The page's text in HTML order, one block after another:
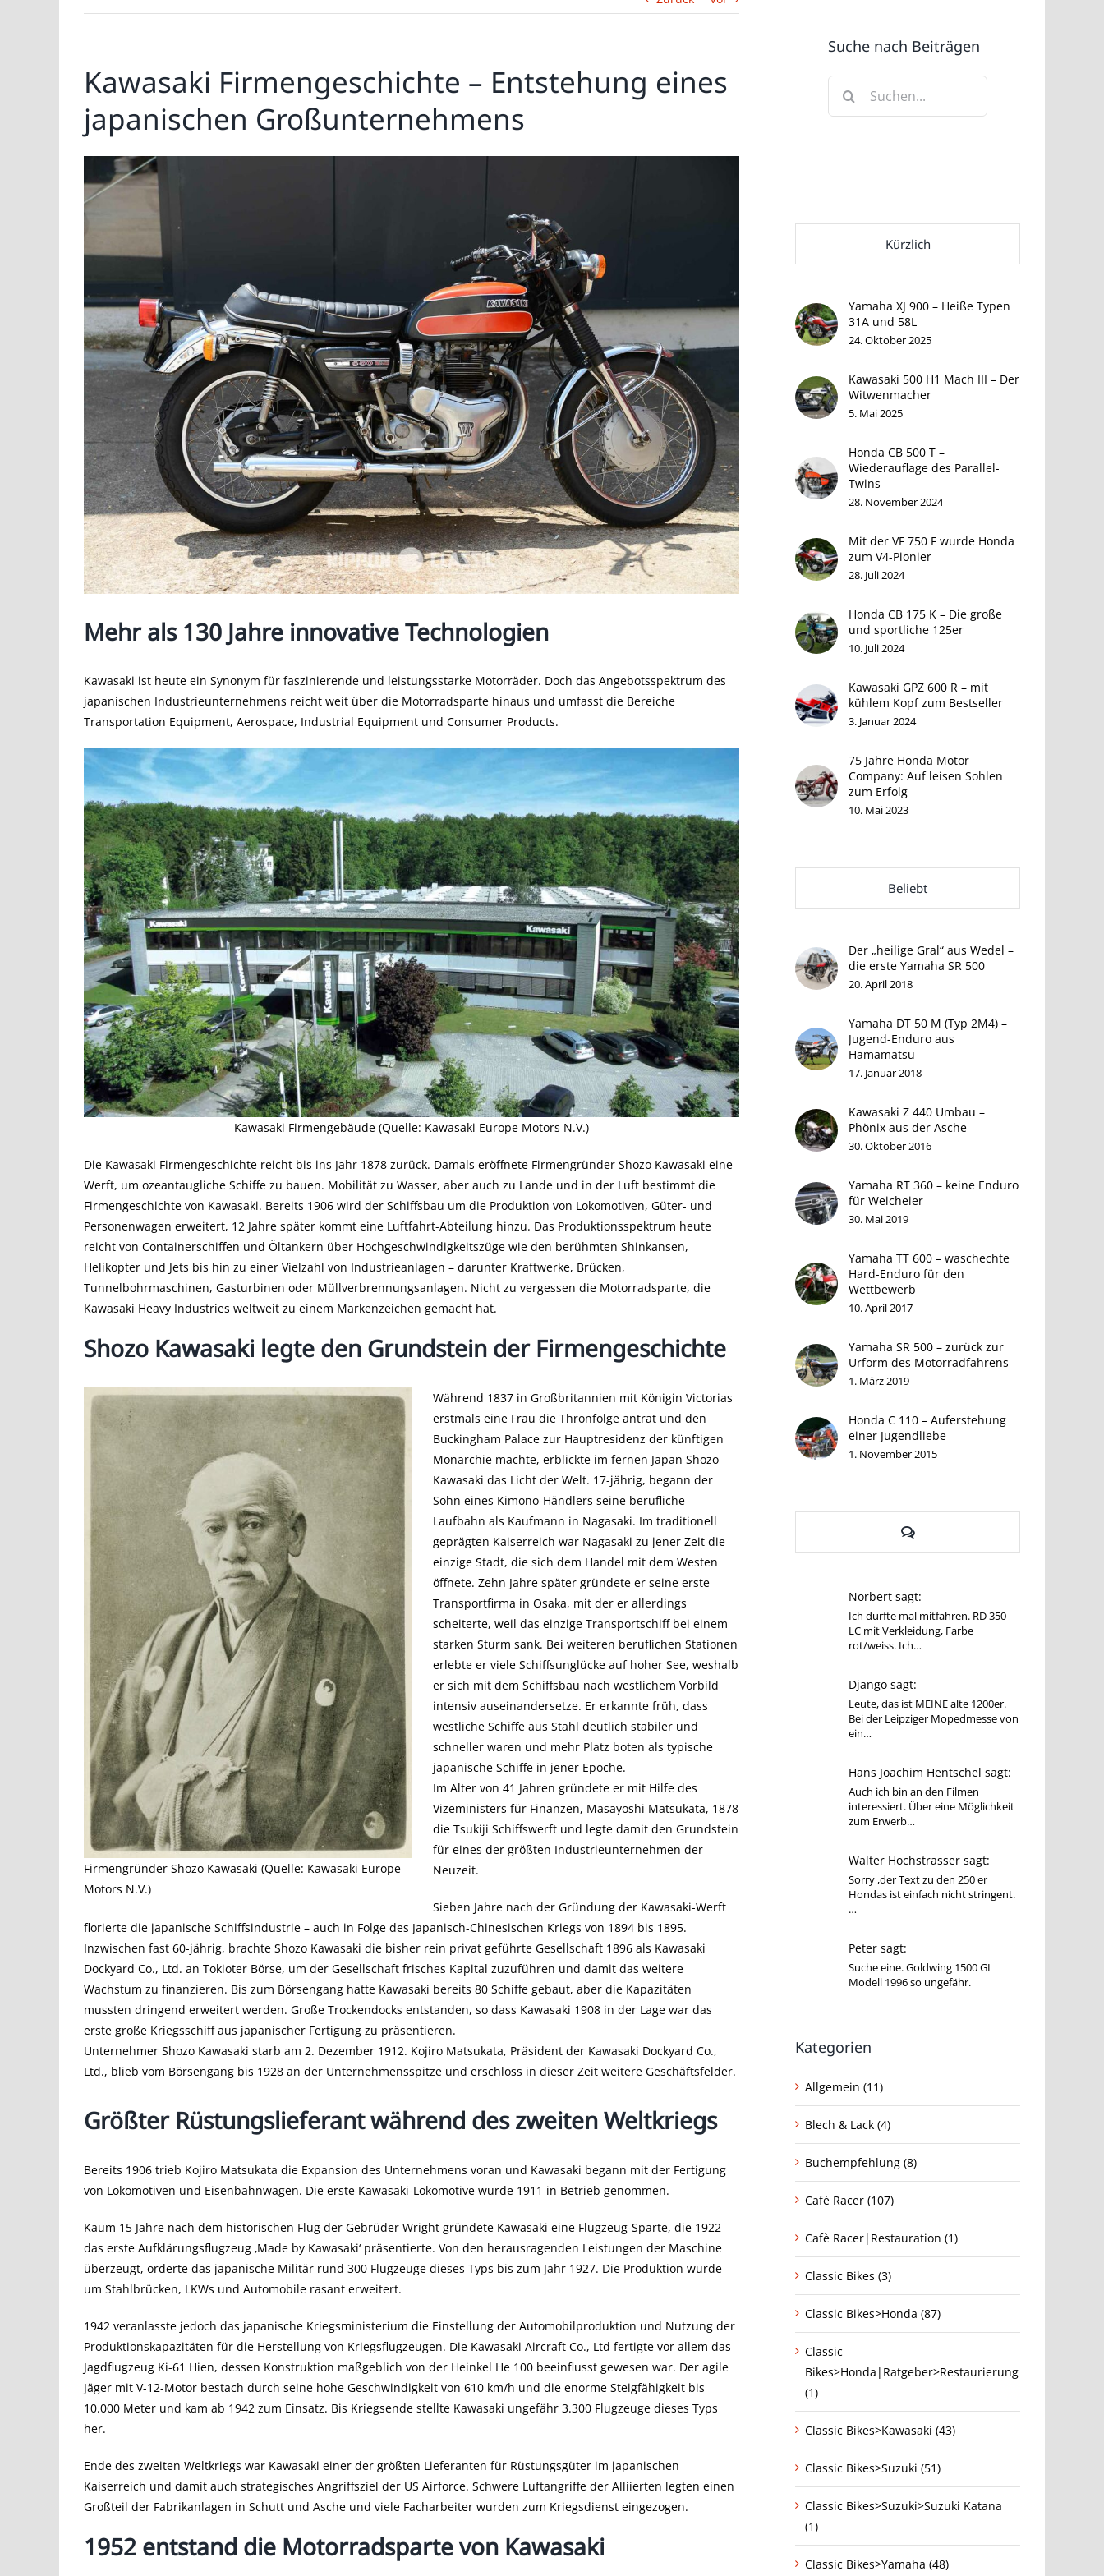
Kawasaki Firmengeschichte – Entstehung eines
japanischen Großunternehmens
grösseres
Bild
Mehr als 130 Jahre innovative Technologien
Kawasaki ist heute ein Synonym für faszinierende und leistungsstarke Motorräder. Doch das Angebotsspektrum des
japanischen Industrieunternehmens reicht weit über die Motorradsparte hinaus und umfasst die Bereiche
Transportation Equipment, Aerospace, Industrial Equipment und Consumer Products.
Kawasaki Firmengebäude (Quelle: Kawasaki Europe Motors N.V.)
Die Kawasaki Firmengeschichte reicht bis ins Jahr 1878 zurück. Damals eröffnete Firmengründer Shozo Kawasaki eine
Werft, um ozeantaugliche Schiffe zu bauen. Mobilität zu Wasser, aber auch zu Lande und in der Luft bestimmt die
Firmengeschichte von Kawasaki. Bereits 1906 wird der Schiffsbau um die Produktion von Lokomotiven, Güter- und
Personenwagen erweitert, 12 Jahre später kommt eine Luftfahrt-Abteilung hinzu. Das Produktionsspektrum heute
reicht von Containerschiffen und Öltankern über Hochgeschwindigkeitszüge wie den berühmten Shinkansen,
Helikopter und Jets bis hin zu einer Vielzahl von Industrieanlagen – darunter Kraftwerke, Brücken,
Tunnelbohrmaschinen, Gasturbinen oder Müllverbrennungsanlagen. Nicht zu vergessen die Motorradsparte, die
Kawasaki Heavy Industries weltweit zu einem Markenzeichen gemacht hat.
Shozo Kawasaki legte den Grundstein der Firmengeschichte
Firmengründer Shozo Kawasaki (Quelle: Kawasaki Europe
Motors N.V.)
Während 1837 in Großbritannien mit Königin Victorias
erstmals eine Frau die Thronfolge antrat und den
Buckingham Palace zur Hauptresidenz der künftigen
Monarchie machte, erblickte im fernen Japan Shozo
Kawasaki das Licht der Welt. 17-jährig, begann der
Sohn eines Kimono-Händlers seine berufliche
Laufbahn als Kaufmann in Nagasaki. Im traditionell
geprägten Kaiserreich war Nagasaki zu jener Zeit die
einzige Stadt, die sich dem Handel mit dem Westen
öffnete. Zehn Jahre später gründete er seine erste
Transportfirma in Osaka, mit der er allerdings
scheiterte, weil das einzige Transportschiff bei einem
starken Sturm sank. Bei weiteren beruflichen Stationen
erlebte er viele Schiffsunglücke auf hoher See, weshalb
er sich mit dem Schiffsbau nach westlichem Vorbild
intensiv auseinandersetze. Er erkannte früh, dass
westliche Schiffe aus Stahl deutlich stabiler und
schneller waren und mehr Platz boten als typische
japanische Schiffe in jener Epoche.
Im Alter von 41 Jahren gründete er mit Hilfe des
Vizeministers für Finanzen, Masayoshi Matsukata, 1878
die Tsukiji Schiffswerft und legte damit den Grundstein
für eines der größten Industrieunternehmen der
Neuzeit.
Sieben Jahre nach der Gründung der Kawasaki-Werft
florierte die japanische Schiffsindustrie – auch in Folge des Japanisch-Chinesischen Kriegs von 1894 bis 1895.
Inzwischen fast 60-jährig, brachte Shozo Kawasaki die bisher rein privat geführte Gesellschaft 1896 als Kawasaki
Dockyard Co., Ltd. an Tokioter Börse, um der Gesellschaft frisches Kapital zuzuführen und damit das weitere
Wachstum zu finanzieren. Bis zum Börsengang hatte Kawasaki bereits 80 Schiffe gebaut, aber die Kapazitäten
mussten dringend erweitert werden. Große Trockendocks entstanden, so dass Kawasaki 1908 in der Lage war das
erste große Kriegsschiff aus japanischer Fertigung zu präsentieren.
Unternehmer Shozo Kawasaki starb am 2. Dezember 1912. Kojiro Matsukata, Präsident der Kawasaki Dockyard Co.,
Ltd., blieb vom Börsengang bis 1928 an der Unternehmensspitze und erschloss in dieser Zeit weitere Geschäftsfelder.
Größter Rüstungslieferant während des zweiten Weltkriegs
Bereits 1906 trieb Kojiro Matsukata die Expansion des Unternehmens voran und Kawasaki begann mit der Fertigung
von Lokomotiven und Eisenbahnwagen. Die erste Kawasaki-Lokomotive wurde 1911 in Betrieb genommen.
Kaum 15 Jahre nach dem historischen Flug der Gebrüder Wright gründete Kawasaki eine Flugzeug-Sparte, die 1922
das erste Aufklärungsflugzeug ‚Made by Kawasaki‘ präsentierte. Von den herausragenden Leistungen der Maschine
überzeugt, orderte das japanische Militär rund 300 Flugzeuge dieses Typs bis zum Jahr 1927. Die Produktion wurde
um Stahlbrücken, LKWs und Automobile rasant erweitert.
1942 veranlasste jedoch das japanische Kriegsministerium die Einstellung der Automobilproduktion und Nutzung der
Produktionskapazitäten für die Herstellung von Kriegsflugzeugen. Die Kawasaki Aircraft Co., Ltd fertigte vor allem das
Jagdflugzeug Ki-61 Hien, dessen Konstruktion maßgeblich von der Heinkel He 100 beeinflusst gewesen war. Der agile
Jäger mit V-12-Motor bestach durch seine hohe Geschwindigkeit von 610 km/h und die enorme Steigfähigkeit bis
10.000 Meter und kam ab 1942 zum Einsatz. Bis Kriegsende stellte Kawasaki ungefähr 3.300 Flugzeuge dieses Typs
her.
Ende des zweiten Weltkriegs war Kawasaki einer der größten Lieferanten für Rüstungsgüter im japanischen
Kaiserreich und damit auch strategisches Angriffsziel der US Airforce. Schwere Luftangriffe der Alliierten legten einen
Großteil der Fabrikanlagen in Schutt und Asche und viele Facharbeiter wurden zum Kriegsdienst eingezogen.
1952 entstand die Motorradsparte von Kawasaki
Suche nach Beiträgen
nach:
Kürzlich
Yamaha XJ 900 – Heiße Typen
31A und 58L
24. Oktober 2025
Kawasaki 500 H1 Mach III – Der
Witwenmacher
5. Mai 2025
Honda CB 500 T –
Wiederauflage des Parallel-
Twins
28. November 2024
Mit der VF 750 F wurde Honda
zum V4-Pionier
28. Juli 2024
Honda CB 175 K – Die große
und sportliche 125er
10. Juli 2024
Kawasaki GPZ 600 R – mit
kühlem Kopf zum Bestseller
3. Januar 2024
75 Jahre Honda Motor
Company: Auf leisen Sohlen
zum Erfolg
10. Mai 2023
Beliebt
Der „heilige Gral“ aus Wedel –
die erste Yamaha SR 500
20. April 2018
Yamaha DT 50 M (Typ 2M4) –
Jugend-Enduro aus
Hamamatsu
17. Januar 2018
Kawasaki Z 440 Umbau –
Phönix aus der Asche
30. Oktober 2016
Yamaha RT 360 – keine Enduro
für Weicheier
30. Mai 2019
Yamaha TT 600 – waschechte
Hard-Enduro für den
Wettbewerb
10. April 2017
Yamaha SR 500 – zurück zur
Urform des Motorradfahrens
1. März 2019
Honda C 110 – Auferstehung
einer Jugendliebe
1. November 2015
Kommentare
Norbert sagt:
Ich durfte mal mitfahren. RD 350
LC mit Verkleidung, Farbe
rot/weiss. Ich…
Django sagt:
Leute, das ist MEINE alte 1200er.
Bei der Leipziger Mopedmesse von
ein…
Hans Joachim Hentschel sagt:
Auch ich bin an den Filmen
interessiert. Über eine Möglichkeit
zum Erwerb…
Walter Hochstrasser sagt:
Sorry ,der Text zu den 250 er
Hondas ist einfach nicht stringent.
…
Peter sagt:
Suche eine. Goldwing 1500 GL
Modell 1996 so ungefähr.
Kategorien
Allgemein (11)
Blech & Lack (4)
Buchempfehlung (8)
Cafè Racer (107)
Cafè Racer|Restauration (1)
Classic Bikes (3)
Classic Bikes>Honda (87)
Classic
Bikes>Honda|Ratgeber>Restaurierung
(1)
Classic Bikes>Kawasaki (43)
Classic Bikes>Suzuki (51)
Classic Bikes>Suzuki>Suzuki Katana
(1)
Classic Bikes>Yamaha (48)